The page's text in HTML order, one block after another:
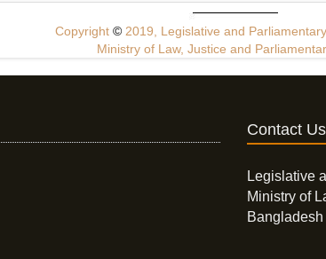
Copyright © 2019, Legislative and
Ministry of Law, Justice and
Contact
Legislative
Ministry of